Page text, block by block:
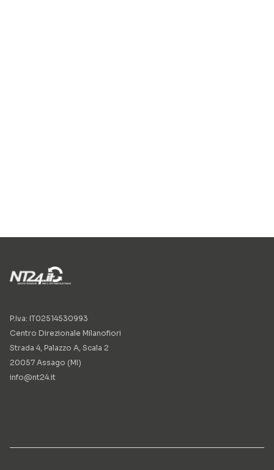
P.Iva: IT02514530993
Centro Direzionale Milanofiori
Strada 4, Palazzo A, Scala 2
20057 Assago (MI)
info@nt24.it